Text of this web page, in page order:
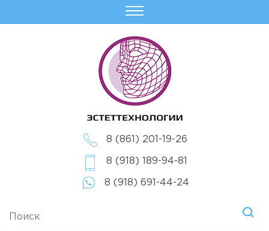
8 (861) 201-19-26
8 (918) 189-94-81
8 (918) 691-44-24